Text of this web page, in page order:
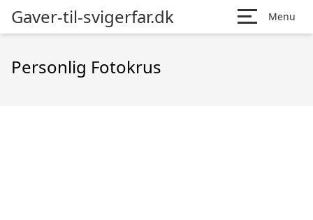
Gaver-til-svigerfar.dk Menu
Personlig Fotokrus